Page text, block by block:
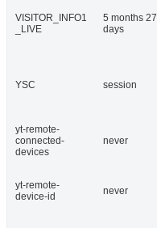
VISITOR_INFO1
_LIVE
5 months 27
days
YSC session
yt-remote-
connected-
devices
never
yt-remote-
device-id
never